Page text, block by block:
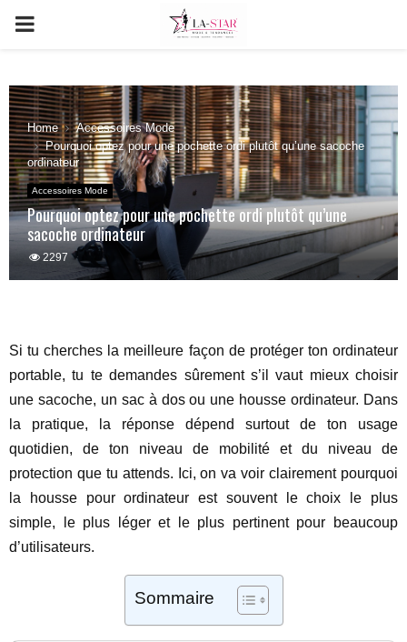
PRIMARY
Home
Accessoires Mode
Pourquoi optez pour une pochette ordi plutôt qu’une sacoche
ordinateur
Accessoires Mode
Pourquoi optez pour une pochette ordi plutôt qu’une
sacoche ordinateur
2297
Si tu cherches la meilleure façon de protéger ton ordinateur
portable, tu te demandes sûrement s’il vaut mieux choisir
une sacoche, un sac à dos ou une housse ordinateur. Dans
la pratique, la réponse dépend surtout de ton usage
quotidien, de ton niveau de mobilité et du niveau de
protection que tu attends. Ici, on va voir clairement pourquoi
la housse pour ordinateur est souvent le choix le plus
simple, le plus léger et le plus pertinent pour beaucoup
d’utilisateurs.
Sommaire